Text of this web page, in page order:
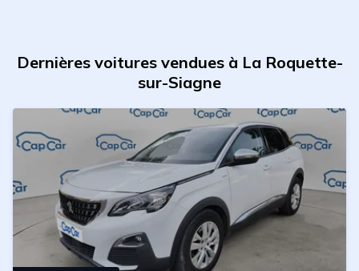
Dernières voitures vendues à La Roquette-
sur-Siagne